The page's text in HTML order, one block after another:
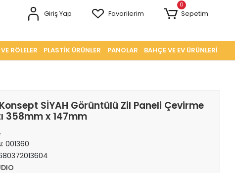
Giriş Yap Favorilerim
0
Sepetim
RÖLELER PLASTİK ÜRÜNLER PANOLAR BAHÇE VE EV ÜRÜNLERİ
SİYAH Görüntülü Zil Paneli Çevirme
358mm x 147mm
001360